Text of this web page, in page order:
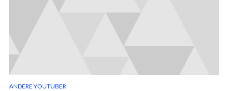
ANDERE YOUTUBER